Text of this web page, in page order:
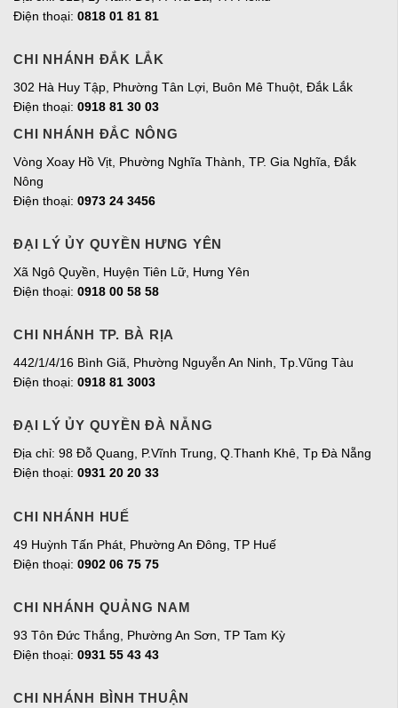
Điện thoại: 0818 01 81 81
CHI NHÁNH ĐẮK LẮK
302 Hà Huy Tập, Phường Tân Lợi, Buôn Mê Thuột, Đắk Lắk
Điện thoại: 0918 81 30 03
CHI NHÁNH ĐẮC NÔNG
Vòng Xoay Hồ Vịt, Phường Nghĩa Thành, TP. Gia Nghĩa, Đắk
Nông
Điện thoại: 0973 24 3456
ĐẠI LÝ ỦY QUYỀN HƯNG YÊN
Xã Ngô Quyền, Huyện Tiên Lữ, Hưng Yên
Điện thoại: 0918 00 58 58
CHI NHÁNH TP. BÀ RỊA
442/1/4/16 Bình Giã, Phường Nguyễn An Ninh, Tp.Vũng Tàu
Điện thoại: 0918 81 3003
ĐẠI LÝ ỦY QUYỀN ĐÀ NẴNG
Địa chỉ: 98 Đỗ Quang, P.Vĩnh Trung, Q.Thanh Khê, Tp Đà Nẵng
Điện thoại: 0931 20 20 33
CHI NHÁNH HUẾ
49 Huỳnh Tấn Phát, Phường An Đông, TP Huế
Điện thoại: 0902 06 75 75
CHI NHÁNH QUẢNG NAM
93 Tôn Đức Thắng, Phường An Sơn, TP Tam Kỳ
Điện thoại: 0931 55 43 43
CHI NHÁNH BÌNH THUẬN